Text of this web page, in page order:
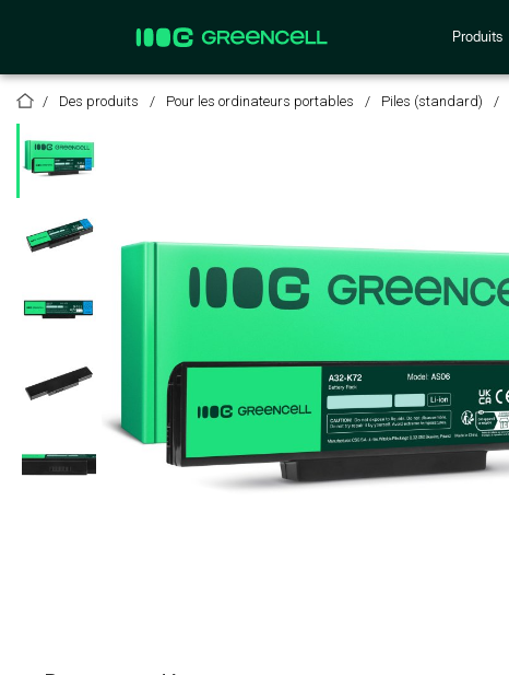
Produits
Des produits Pour les ordinateurs portables Piles (standard)